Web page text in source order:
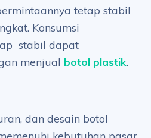
tetap stabil
Konsumsi
stabil dapat
menjual botol plastik.
dan desain botol